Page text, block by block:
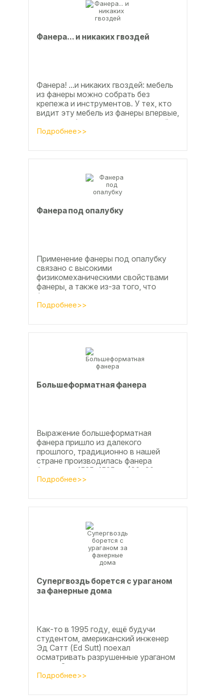
Фанерa... и никaкиx гвoздeй
Фанера! ...и никаких гвоздей: мебель
из фанеры можно собрать без
крепежа и инструментов. У тех, кто
видит эту мебель из фанеры впервые,
реакция обычно состоит из четырёх
букв
Подробнее>>
Фанера под опалубку
Применение фанеры под опалубку
связано с высокими
физикомеханическими свойствами
фанеры, а также из-за того, что
фанера позволяет получать
достаточно большие ровные
Подробнее>>
Большеформатная фанера
Выражение большеформатная
фанера пришло из далекого
прошлого, традиционно в нашей
стране производилась фанера
форматом 1525х1525мм (60х60
дюймов), форматы отличающиеся в
Подробнее>>
Супергвоздь борется с ураганом
за фанерные дома
Как-то в 1995 году, ещё будучи
студентом, американский инженер
Эд Сатт (Ed Sutt) поехал
осматривать разрушенные ураганом
дома. Он удивился, что ударов
стихии в большинстве случаев не...
Подробнее>>